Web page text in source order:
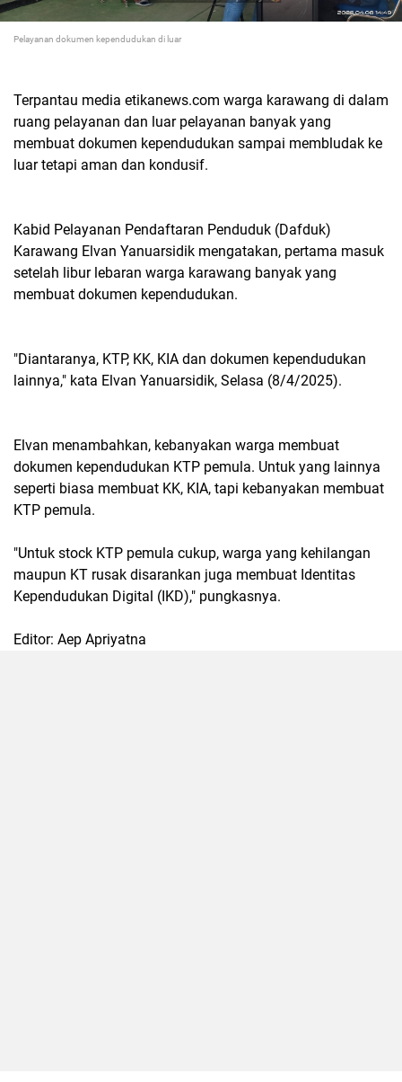
Pelayanan dokumen kependudukan di luar
Terpantau media etikanews.com warga karawang di dalam
ruang pelayanan dan luar pelayanan banyak yang
membuat dokumen kependudukan sampai membludak ke
luar tetapi aman dan kondusif.
Kabid Pelayanan Pendaftaran Penduduk (Dafduk)
Karawang Elvan Yanuarsidik mengatakan, pertama masuk
setelah libur lebaran warga karawang banyak yang
membuat dokumen kependudukan.
"Diantaranya, KTP, KK, KIA dan dokumen kependudukan
lainnya," kata Elvan Yanuarsidik, Selasa (8/4/2025).
Elvan menambahkan, kebanyakan warga membuat
dokumen kependudukan KTP pemula. Untuk yang lainnya
seperti biasa membuat KK, KIA, tapi kebanyakan membuat
KTP pemula.
"Untuk stock KTP pemula cukup, warga yang kehilangan
maupun KT rusak disarankan juga membuat Identitas
Kependudukan Digital (IKD)," pungkasnya.
Editor: Aep Apriyatna